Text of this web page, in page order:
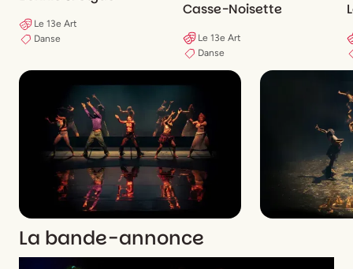
Le 13e Art
Danse
Casse-Noisette
Le 13e Art
Danse
La bande-annonce